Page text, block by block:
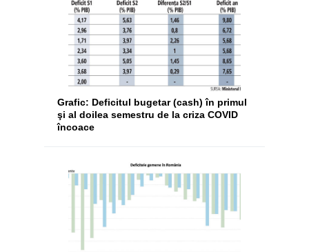
Grafic: Deficitul bugetar (cash) în primul
şi al doilea semestru de la criza COVID
încoace